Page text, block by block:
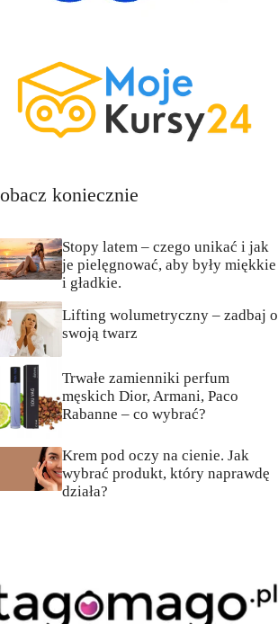
koniecznie
Stopy latem – czego unikać i jak
je pielęgnować, aby były miękkie
i gładkie.
Lifting wolumetryczny – zadbaj o
swoją twarz
Trwałe zamienniki perfum
męskich Dior, Armani, Paco
Rabanne – co wybrać?
Krem pod oczy na cienie. Jak
wybrać produkt, który naprawdę
działa?